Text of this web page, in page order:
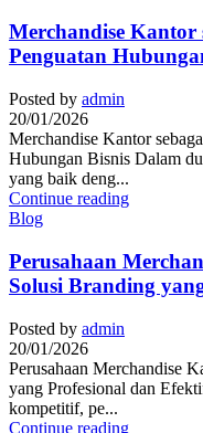
Merchandise Kantor
Penguatan
Posted by admin
20/01/2026
Merchandise Kantor
Hubungan Bisnis Dalam
yang baik deng...
Continue reading
Blog
Perusahaan
Solusi Branding
Posted by admin
20/01/2026
Perusahaan Merchandise
yang Profesional dan
kompetitif, pe...
Continue reading